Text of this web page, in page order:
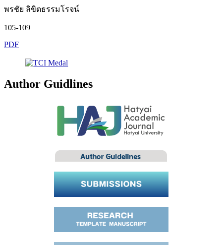
พรชัย ลิขิตธรรมโรจน์
105-109
PDF
Author Guidlines